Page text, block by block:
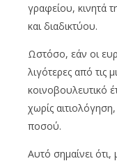
γραφείου, κινητά
και διαδικτύου.
Ωστόσο, εάν οι
λιγότερες από τις
κοινοβουλευτικό
χωρίς
ποσού.
Αυτό σημαίνει